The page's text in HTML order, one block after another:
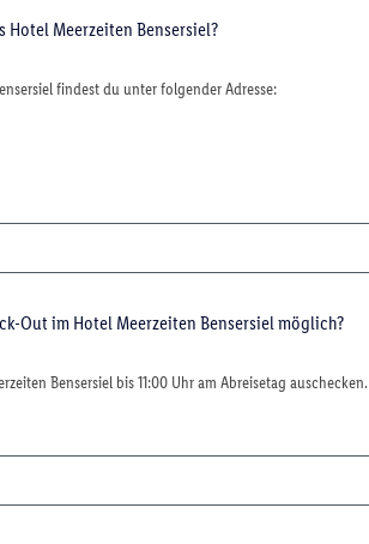
Hotel Meerzeiten Bensersiel?
findest du unter folgender Adresse:
Out im Hotel Meerzeiten Bensersiel möglich?
Bensersiel bis 11:00 Uhr am Abreisetag auschecken.